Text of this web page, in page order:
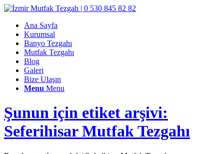
Ana Sayfa
Kurumsal
Banyo Tezgahı
Mutfak Tezgahı
Blog
Galeri
Bize Ulaşın
Menu Menu
Şunun için etiket arşivi:
Seferihisar Mutfak Tezgahı